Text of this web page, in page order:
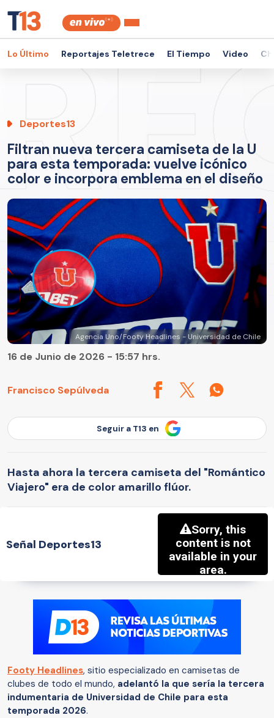
Lo Último Reportajes Teletrece El Tiempo Video
Deportes13
Filtran nueva tercera camiseta de la U
para esta temporada: vuelve icónico
color e incorpora emblema en el diseño
Agencia Uno/Footy Headlines - Universidad de Chile
Francisco Sepúlveda
16 de Junio de 2026 - 15:57 hrs.
Seguir a T13 en
Hasta ahora la tercera camiseta del "Romántico
Viajero" era de color amarillo flúor.
Señal Deportes13
Footy Headlines, sitio especializado en camisetas de
clubes de todo el mundo, adelantó la que sería la tercera
indumentaria de Universidad de Chile para esta
temporada 2026.